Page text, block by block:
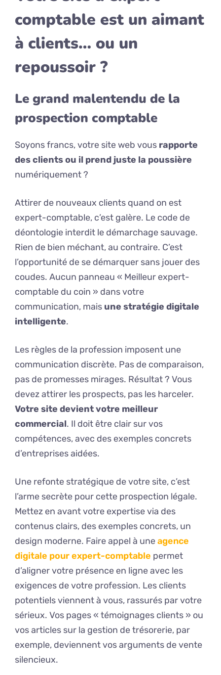
comptable est un aimant
à clients… ou un
repoussoir ?
Le grand malentendu de la
prospection comptable
Soyons francs, votre site web vous rapporte
des clients ou il prend juste la poussière
numériquement ?
Attirer de nouveaux clients quand on est
expert-comptable, c’est galère. Le code de
déontologie interdit le démarchage sauvage.
Rien de bien méchant, au contraire. C’est
l’opportunité de se démarquer sans jouer des
coudes. Aucun panneau « Meilleur expert-
comptable du coin » dans votre
communication, mais une stratégie digitale
intelligente.
Les règles de la profession imposent une
communication discrète. Pas de comparaison,
pas de promesses mirages. Résultat ? Vous
devez attirer les prospects, pas les harceler.
Votre site devient votre meilleur
commercial. Il doit être clair sur vos
compétences, avec des exemples concrets
d’entreprises aidées.
Une refonte stratégique de votre site, c’est
l’arme secrète pour cette prospection légale.
Mettez en avant votre expertise via des
contenus clairs, des exemples concrets, un
design moderne. Faire appel à uneagence
digitale pour expert-comptable permet
d’aligner votre présence en ligne avec les
exigences de votre profession. Les clients
potentiels viennent à vous, rassurés par votre
sérieux. Vos pages « témoignages clients » ou
vos articles sur la gestion de trésorerie, par
exemple, deviennent vos arguments de vente
silencieux.